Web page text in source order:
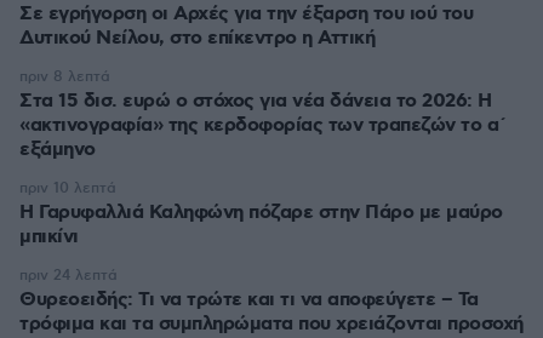
Σε εγρήγορση οι Αρχές για την έξαρση του ιού του
Δυτικού Νείλου, στο επίκεντρο η Αττική
Στα 15 δισ. ευρώ ο στόχος για νέα δάνεια το 2026: Η
«ακτινογραφία» της κερδοφορίας των τραπεζών το α΄
εξάμηνο
πριν 8 λεπτά
Η Γαρυφαλλιά Καληφώνη πόζαρε στην Πάρο με μαύρο
μπικίνι
πριν 10 λεπτά
Θυρεοειδής: Τι να τρώτε και τι να αποφεύγετε – Τα
τρόφιμα και τα συμπληρώματα που χρειάζονται προσοχή
πριν 24 λεπτά